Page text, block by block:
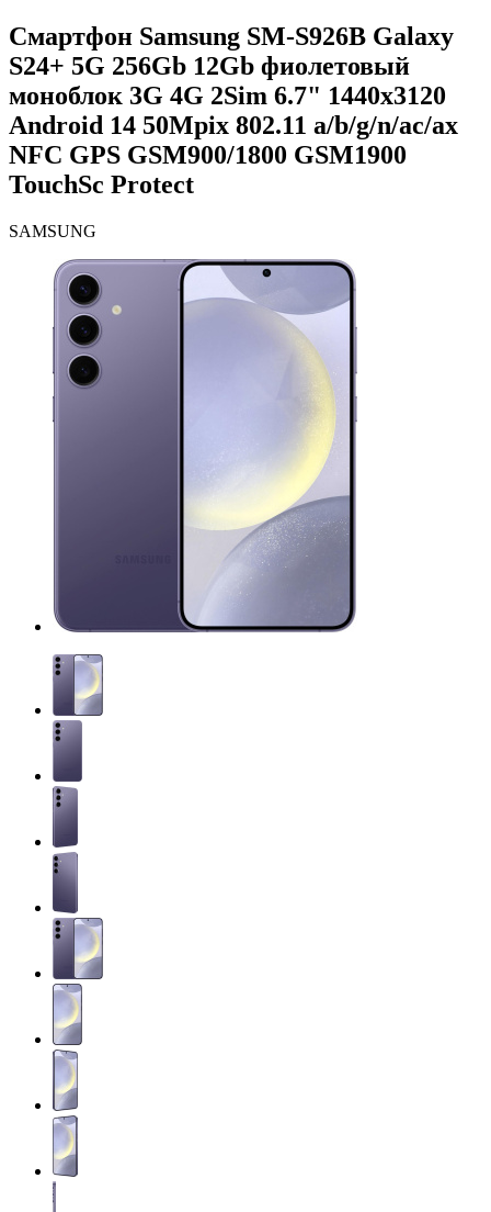
Смартфон Samsung SM-S926B Galaxy
S24+ 5G 256Gb 12Gb фиолетовый
моноблок 3G 4G 2Sim 6.7" 1440x3120
Android 14 50Mpix 802.11 a/b/g/n/ac/ax
NFC GPS GSM900/1800 GSM1900
TouchSc Protect
SAMSUNG